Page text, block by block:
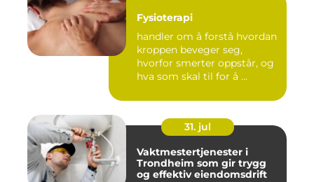
Fysioterapi
handler om å forstå hvordan
kroppen beveger seg,
hvorfor smerter oppstår, og
hva som skal til for å ...
31. jul
Vaktmestertjenester i
Trondheim som gir trygg
og effektiv eiendomsdrift